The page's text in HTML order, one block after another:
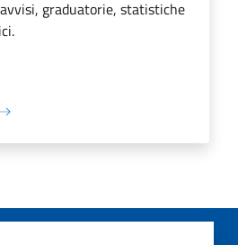
graduatorie, statistiche